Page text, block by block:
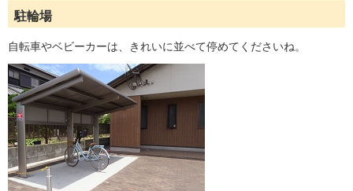
駐輪場
自転車やベビーカーは、きれいに並べて停めてくださいね。